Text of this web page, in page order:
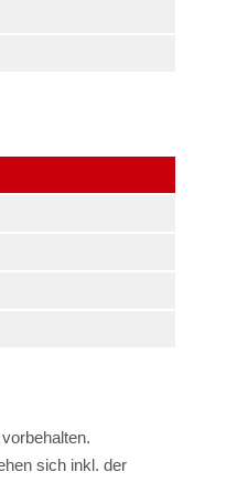
sich inkl. der